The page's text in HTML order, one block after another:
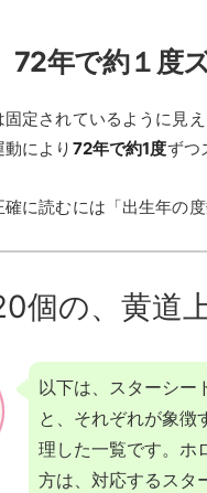
72年で約１度
定されているように見え
により 72年で約1度ずつ
に読むには「出生年の
個の、黄道
以下は、スターシー
と、それぞれが象徴
理した一覧です。ホ
方は、対応するスタ